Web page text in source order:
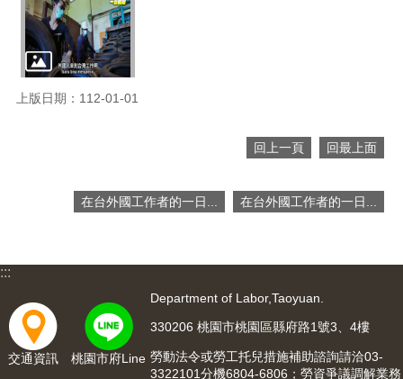
民
服
務
政
府
用
回
首
頁
上版日期：112-01-01
回上一頁 回最上面
在台外國工作者的一日... 在台外國工作者的一日...
:::
交通資訊 桃園市府Line
Department of Labor,Taoyuan.
330206 桃園市桃園區縣府路1號3、4樓
勞動法令或勞工托兒措施補助諮詢請洽03-
3322101分機6804-6806；勞資爭議調解業務